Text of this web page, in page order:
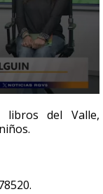
libros del Valle,